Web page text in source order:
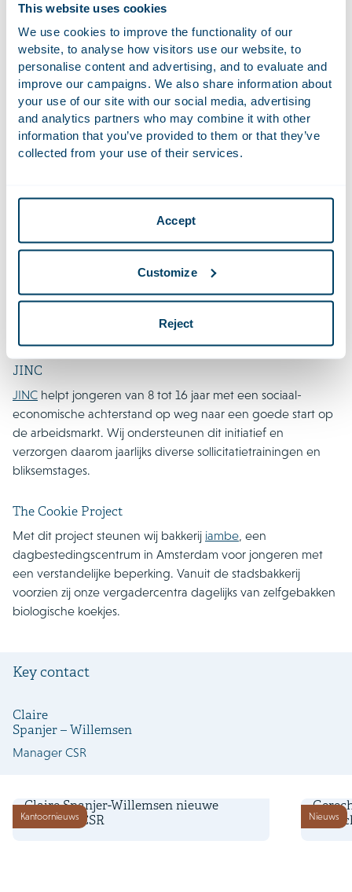
This website uses cookies
We use cookies to improve the functionality of our
website, to analyse how visitors use our website, to
personalise content and advertising, and to evaluate and
improve our campaigns. We also share information about
your use of our site with our social media, advertising
and analytics partners who may combine it with other
information that you’ve provided to them or that they’ve
collected from your use of their services.
Accept
Customize
Reject
met juridische vraagstukken waar ook ter wereld aan één of
meer van de 160 Lex Mundi-kantoren voor pro bono-
bijstand.
Maatschappelijke betrokkenheid
Houthoff is onder meer verbonden aan de volgende
maatschappelijke organisaties en projecten:
DeJohan Cruyff Foundationhelpt kinderen vooruit door
beweging. Met sport en spel kunnen kinderen zich
ze zich staande te houden in een complexe maatschappij.
Houthoff sponsort de Johan Cruyff Foundation met
juridische ondersteuning. We bieden met name bijstand op
ontwikkeling van de organisatie.
JINC
JINC helpt jongeren van 8 tot 16 jaar met een sociaal-
economische achterstand op weg naar een goede start op
de arbeidsmarkt. Wij ondersteunen dit initiatief en
verzorgen daarom jaarlijks diverse sollicitatietrainingen en
bliksemstages.
The Cookie Project
Met dit project steunen wij bakkerij iambe, een
dagbestedingscentrum in Amsterdam voor jongeren met
een verstandelijke beperking. Vanuit de stadsbakkerij
voorzien zij onze vergadercentra dagelijks van zelfgebakken
biologische koekjes.
Key contact
Claire
Spanjer – Willemsen
Manager CSR
Kantoornieuws
Claire Spanjer-Willemsen nieuwe
Manager CSR
Nieuws